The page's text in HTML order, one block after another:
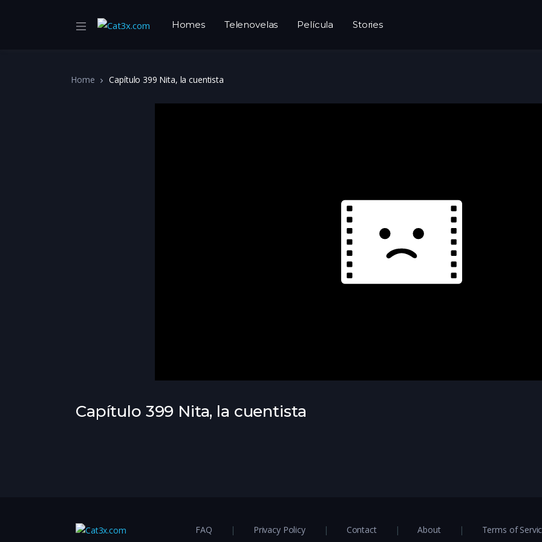
Homes Telenovelas Película Stories
Home Capítulo 399 Nita, la cuentista
Capítulo 399 Nita, la cuentista
FAQ Privacy Policy Contact About Terms of